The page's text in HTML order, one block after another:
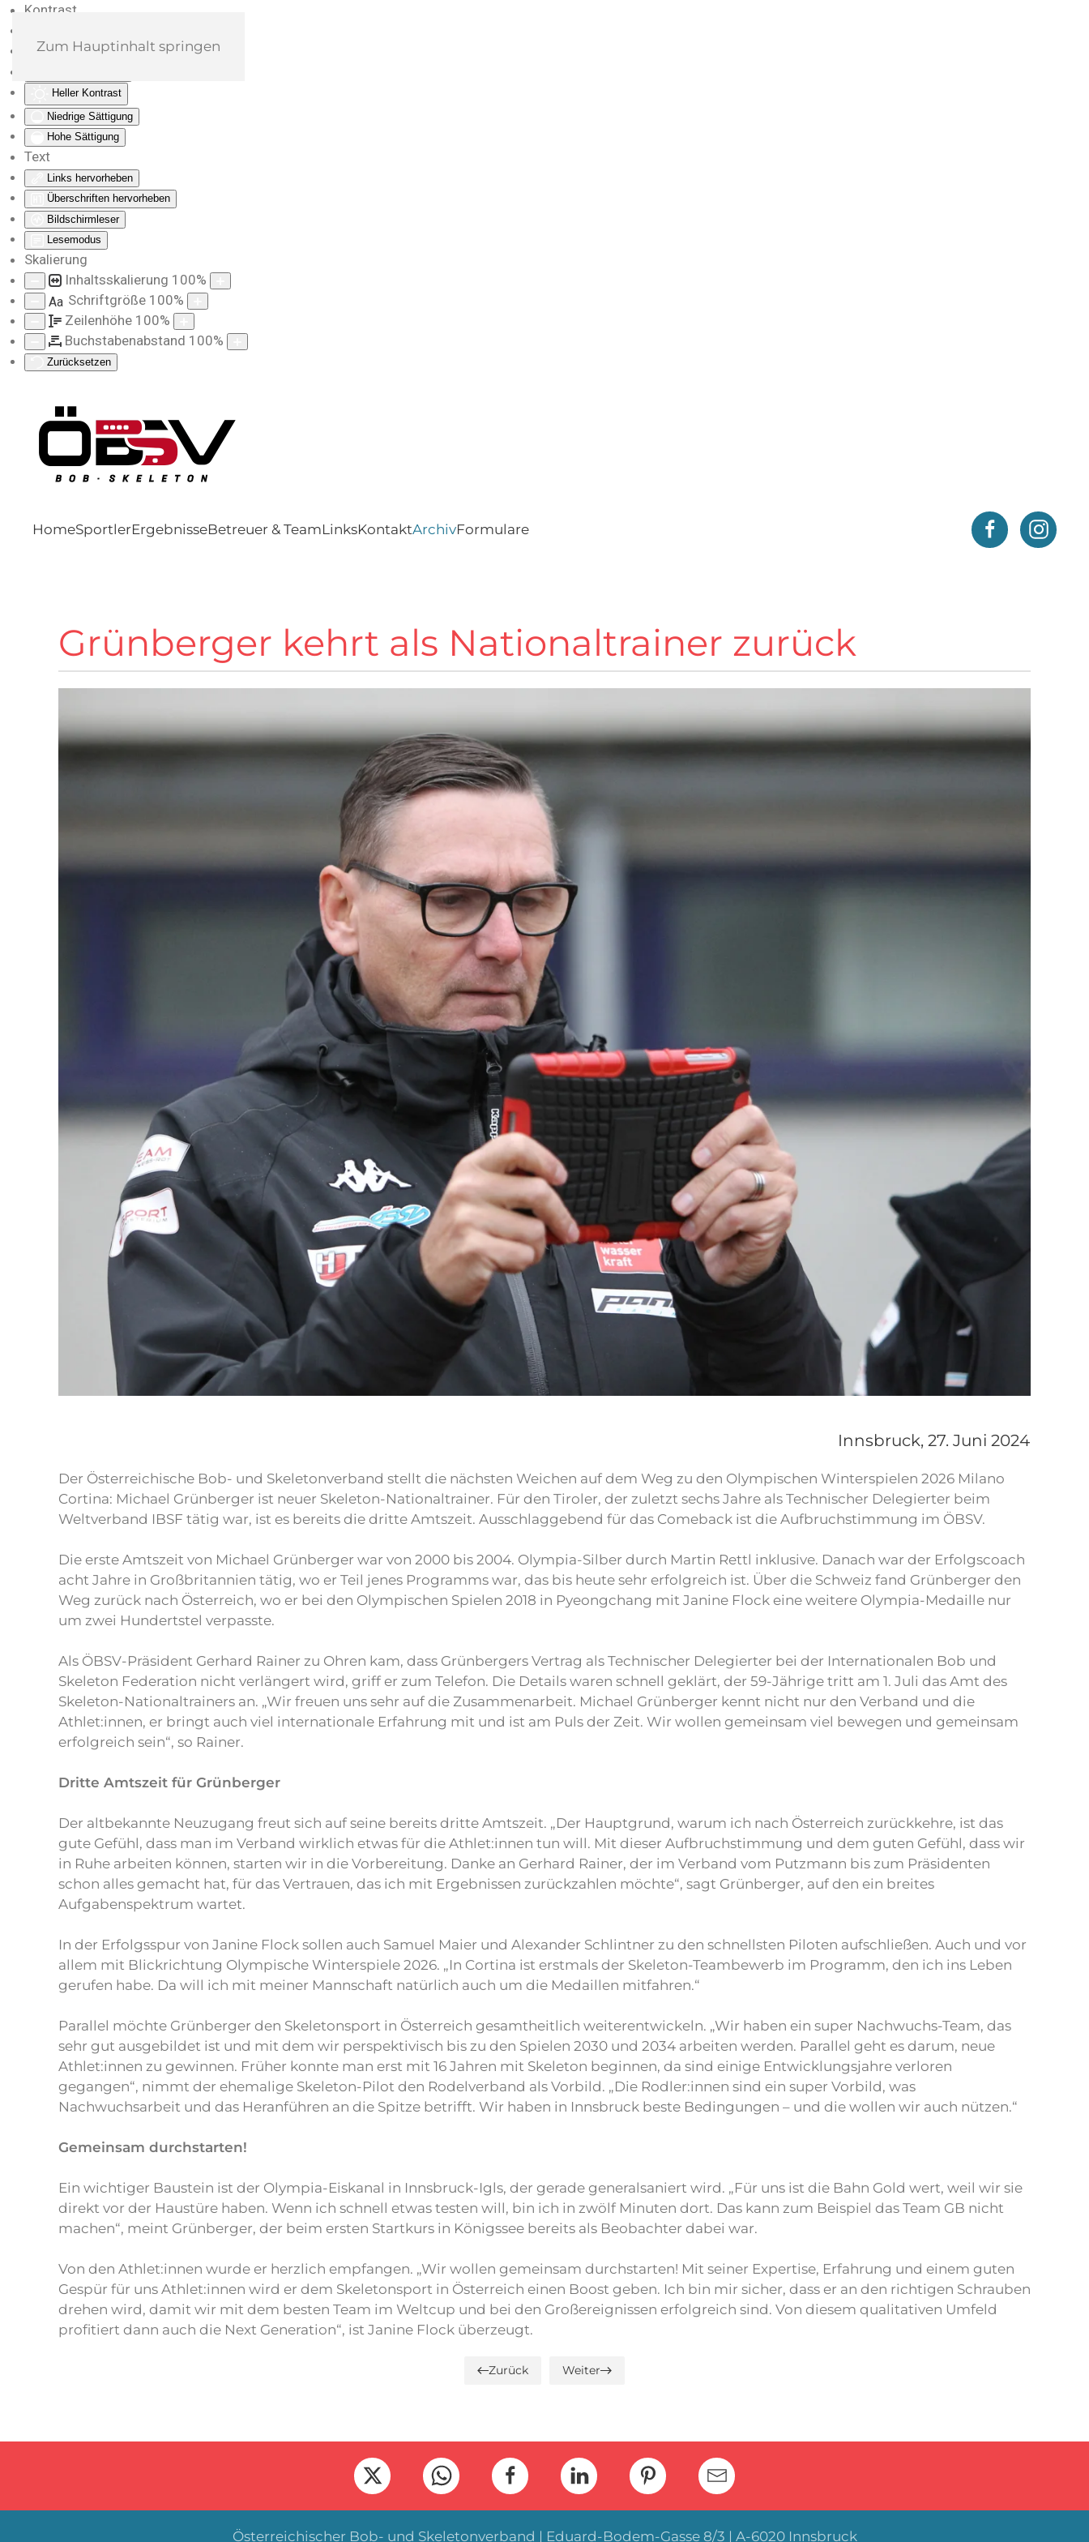
Kontrast
Monochrom
Heller Kontrast
Niedrige Sättigung
Hohe Sättigung
Text
Links hervorheben
Überschriften hervorheben
Bildschirmleser
Lesemodus
Skalierung
Inhaltsskalierung 100%
Aa Schriftgröße 100%
Zeilenhöhe 100%
Buchstabenabstand 100%
Zurücksetzen
Zum Hauptinhalt springen
HomeSportlerErgebnisseBetreuer & TeamLinksKontaktArchivFormulare
Grünberger kehrt als Nationaltrainer zurück
Innsbruck, 27. Juni 2024
Der Österreichische Bob- und Skeletonverband stellt die nächsten Weichen auf dem Weg zu den Olympischen Winterspielen 2026 Milano
Cortina: Michael Grünberger ist neuer Skeleton-Nationaltrainer. Für den Tiroler, der zuletzt sechs Jahre als Technischer Delegierter beim
Weltverband IBSF tätig war, ist es bereits die dritte Amtszeit. Ausschlaggebend für das Comeback ist die Aufbruchstimmung im ÖBSV.
Die erste Amtszeit von Michael Grünberger war von 2000 bis 2004. Olympia-Silber durch Martin Rettl inklusive. Danach war der Erfolgscoach
acht Jahre in Großbritannien tätig, wo er Teil jenes Programms war, das bis heute sehr erfolgreich ist. Über die Schweiz fand Grünberger den
Weg zurück nach Österreich, wo er bei den Olympischen Spielen 2018 in Pyeongchang mit Janine Flock eine weitere Olympia-Medaille nur
um zwei Hundertstel verpasste.
Als ÖBSV-Präsident Gerhard Rainer zu Ohren kam, dass Grünbergers Vertrag als Technischer Delegierter bei der Internationalen Bob und
Skeleton Federation nicht verlängert wird, griff er zum Telefon. Die Details waren schnell geklärt, der 59-Jährige tritt am 1. Juli das Amt des
Skeleton-Nationaltrainers an. „Wir freuen uns sehr auf die Zusammenarbeit. Michael Grünberger kennt nicht nur den Verband und die
Athlet:innen, er bringt auch viel internationale Erfahrung mit und ist am Puls der Zeit. Wir wollen gemeinsam viel bewegen und gemeinsam
erfolgreich sein“, so Rainer.
Dritte Amtszeit für Grünberger
Der altbekannte Neuzugang freut sich auf seine bereits dritte Amtszeit. „Der Hauptgrund, warum ich nach Österreich zurückkehre, ist das
gute Gefühl, dass man im Verband wirklich etwas für die Athlet:innen tun will. Mit dieser Aufbruchstimmung und dem guten Gefühl, dass wir
in Ruhe arbeiten können, starten wir in die Vorbereitung. Danke an Gerhard Rainer, der im Verband vom Putzmann bis zum Präsidenten
schon alles gemacht hat, für das Vertrauen, das ich mit Ergebnissen zurückzahlen möchte“, sagt Grünberger, auf den ein breites
Aufgabenspektrum wartet.
In der Erfolgsspur von Janine Flock sollen auch Samuel Maier und Alexander Schlintner zu den schnellsten Piloten aufschließen. Auch und vor
allem mit Blickrichtung Olympische Winterspiele 2026. „In Cortina ist erstmals der Skeleton-Teambewerb im Programm, den ich ins Leben
gerufen habe. Da will ich mit meiner Mannschaft natürlich auch um die Medaillen mitfahren.“
Parallel möchte Grünberger den Skeletonsport in Österreich gesamtheitlich weiterentwickeln. „Wir haben ein super Nachwuchs-Team, das
sehr gut ausgebildet ist und mit dem wir perspektivisch bis zu den Spielen 2030 und 2034 arbeiten werden. Parallel geht es darum, neue
Athlet:innen zu gewinnen. Früher konnte man erst mit 16 Jahren mit Skeleton beginnen, da sind einige Entwicklungsjahre verloren
gegangen“, nimmt der ehemalige Skeleton-Pilot den Rodelverband als Vorbild. „Die Rodler:innen sind ein super Vorbild, was
Nachwuchsarbeit und das Heranführen an die Spitze betrifft. Wir haben in Innsbruck beste Bedingungen – und die wollen wir auch nützen.“
Gemeinsam durchstarten!
Ein wichtiger Baustein ist der Olympia-Eiskanal in Innsbruck-Igls, der gerade generalsaniert wird. „Für uns ist die Bahn Gold wert, weil wir sie
direkt vor der Haustüre haben. Wenn ich schnell etwas testen will, bin ich in zwölf Minuten dort. Das kann zum Beispiel das Team GB nicht
machen“, meint Grünberger, der beim ersten Startkurs in Königssee bereits als Beobachter dabei war.
Von den Athlet:innen wurde er herzlich empfangen. „Wir wollen gemeinsam durchstarten! Mit seiner Expertise, Erfahrung und einem guten
Gespür für uns Athlet:innen wird er dem Skeletonsport in Österreich einen Boost geben. Ich bin mir sicher, dass er an den richtigen Schrauben
drehen wird, damit wir mit dem besten Team im Weltcup und bei den Großereignissen erfolgreich sind. Von diesem qualitativen Umfeld
profitiert dann auch die Next Generation“, ist Janine Flock überzeugt.
Zurück Weiter
Österreichischer Bob- und Skeletonverband | Eduard-Bodem-Gasse 8/3 | A-6020 Innsbruck